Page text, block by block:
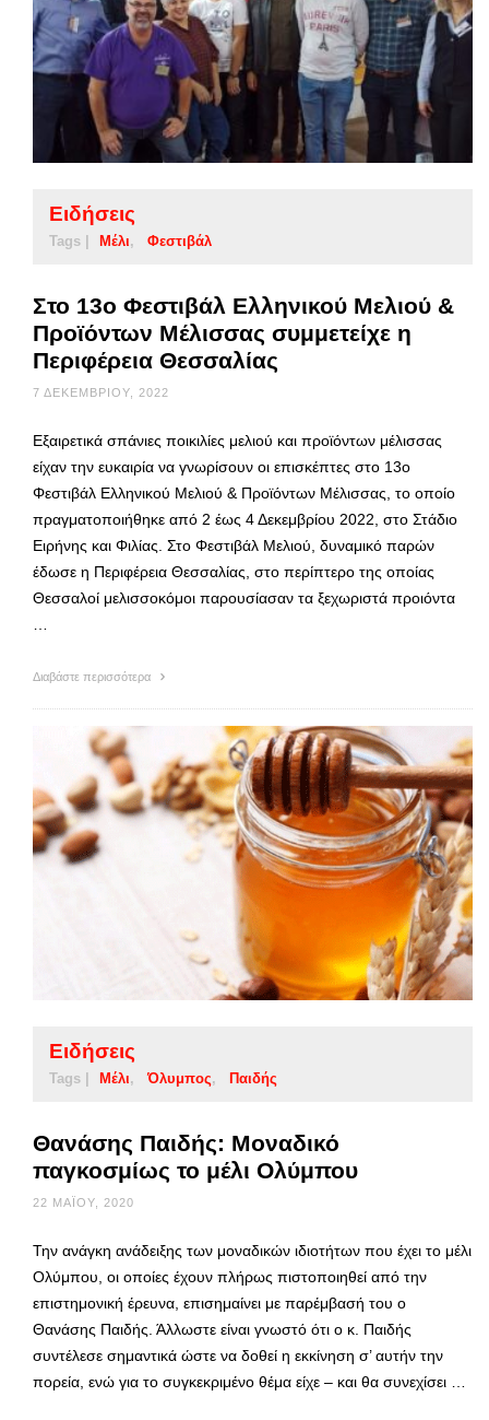
Ειδήσεις
Tags | Μέλι Φεστιβάλ
Στο 13ο Φεστιβάλ Ελληνικού Μελιού &
Προϊόντων Μέλισσας συμμετείχε η
Περιφέρεια Θεσσαλίας
7 ΔΕΚΕΜΒΡΊΟΥ, 2022
Εξαιρετικά σπάνιες ποικιλίες μελιού και προϊόντων μέλισσας
είχαν την ευκαιρία να γνωρίσουν οι επισκέπτες στο 13ο
Φεστιβάλ Ελληνικού Μελιού & Προϊόντων Μέλισσας, το οποίο
πραγματοποιήθηκε από 2 έως 4 Δεκεμβρίου 2022, στο Στάδιο
Ειρήνης και Φιλίας. Στο Φεστιβάλ Μελιού, δυναμικό παρών
έδωσε η Περιφέρεια Θεσσαλίας, στο περίπτερο της οποίας
Θεσσαλοί μελισσοκόμοι παρουσίασαν τα ξεχωριστά προιόντα
Διαβάστε περισσότερα
Ειδήσεις
Tags | Μέλι Όλυμπος Παιδής
Θανάσης Παιδής: Μοναδικό
παγκοσμίως το μέλι Ολύμπου
22 ΜΑΪ́ΟΥ, 2020
Την ανάγκη ανάδειξης των μοναδικών ιδιοτήτων που έχει το μέλι
Ολύμπου, οι οποίες έχουν πλήρως πιστοποιηθεί από την
επιστημονική έρευνα, επισημαίνει με παρέμβασή του ο
Θανάσης Παιδής. Άλλωστε είναι γνωστό ότι ο κ. Παιδής
συντέλεσε σημαντικά ώστε να δοθεί η εκκίνηση σ’ αυτήν την
πορεία, ενώ για το συγκεκριμένο θέμα είχε – και θα συνεχίσει …